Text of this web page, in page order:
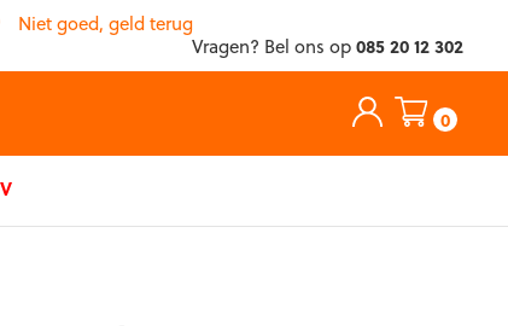
Niet goed, geld terug
Vragen? Bel ons op085 20 12 302
0